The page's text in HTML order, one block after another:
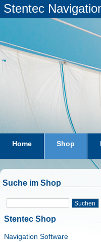
Stentec
Home Shop
Suche im Shop
Suchen
Stentec Shop
Navigation Software